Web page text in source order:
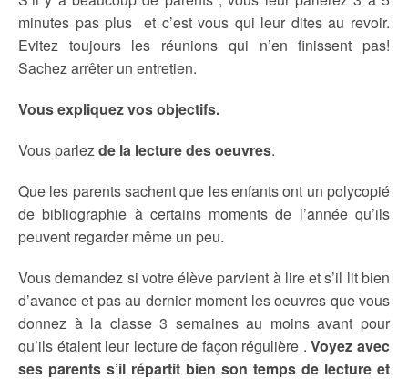
minutes pas plus et c’est vous qui leur dites au revoir.
Evitez toujours les réunions qui n’en finissent pas!
Sachez arrêter un entretien.
Vous expliquez vos objectifs.
Vous parlezde la lecture des oeuvres.
Que les parents sachent que les enfants ont un polycopié
de bibliographie à certains moments de l’année qu’ils
peuvent regarder même un peu.
Vous demandez si votre élève parvient à lire et s’il lit bien
d’avance et pas au dernier moment les oeuvres que vous
donnez à la classe 3 semaines au moins avant pour
qu’ils étalent leur lecture de façon régulière . Voyez avec
ses parents s’il répartit bien son temps de lecture et